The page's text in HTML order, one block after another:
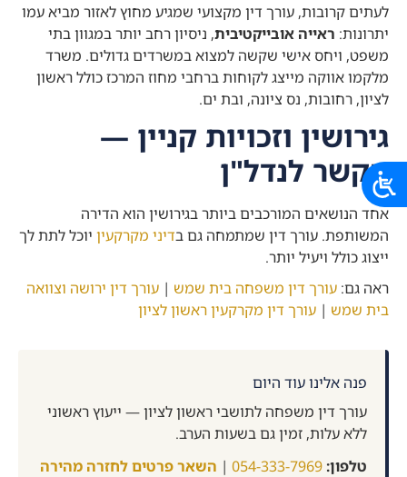
לעתים קרובות, עורך דין מקצועי שמגיע מחוץ לאזור מביא עמו
יתרונות: ראייה אובייקטיבית, ניסיון רחב יותר במגוון בתי
משפט, ויחס אישי שקשה למצוא במשרדים גדולים. משרד
מלקמו אווקה מייצג לקוחות ברחבי מחוז המרכז כולל ראשון
לציון, רחובות, נס ציונה, ובת ים.
גירושין וזכויות קניין —
הקשר לנדל"ן
אחד הנושאים המורכבים ביותר בגירושין הוא הדירה
המשותפת. עורך דין שמתמחה גם בדיני מקרקעין יוכל לתת לך
ייצוג כולל ויעיל יותר.
ראה גם: עורך דין משפחה בית שמש | עורך דין ירושה וצוואה
בית שמש | עורך דין מקרקעין ראשון לציון
פנה אלינו עוד היום
עורך דין משפחה לתושבי ראשון לציון — ייעוץ ראשוני
ללא עלות, זמין גם בשעות הערב.
טלפון: 054-333-7969
| השאר פרטים לחזרה מהירה